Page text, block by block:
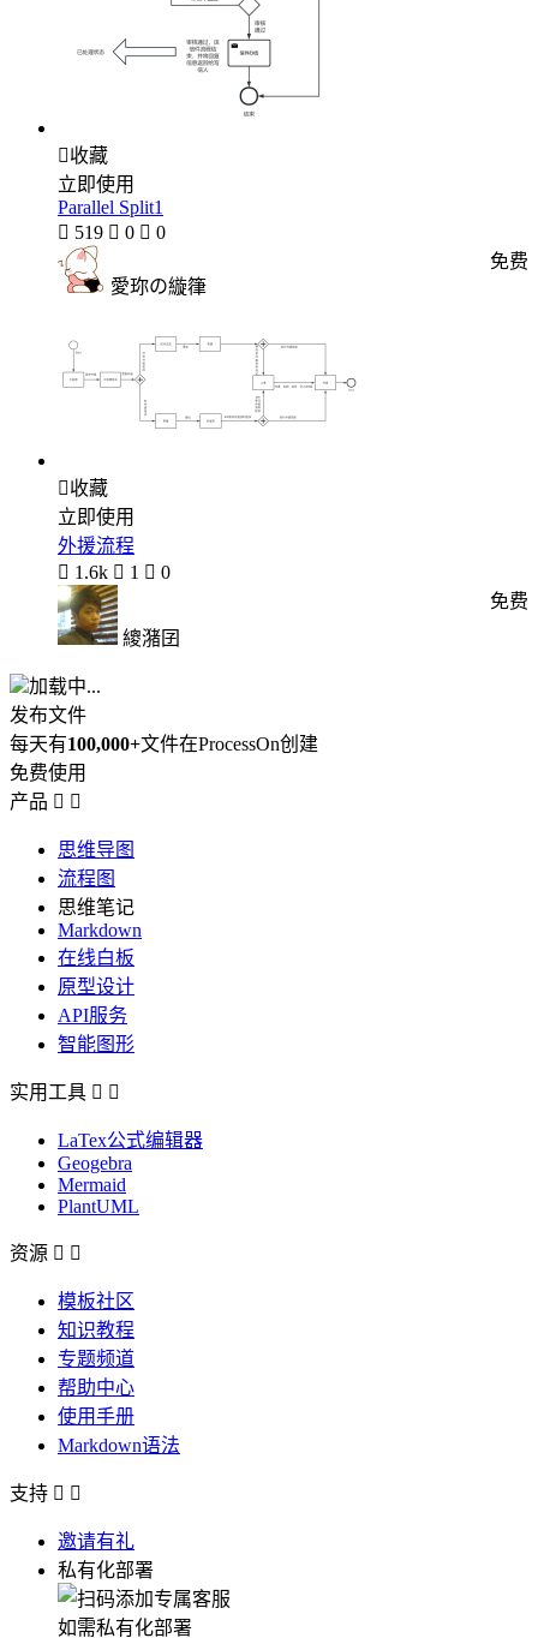
收藏
立即使用
Parallel Split1
 519  0  0
愛珎の縼箻
免费
收藏
立即使用
外援流程
 1.6k  1  0
繌潴囝
免费
加载中...
发布文件
每天有100,000+文件在ProcessOn创建
免费使用
产品  
思维导图
流程图
思维笔记
Markdown
在线白板
原型设计
API服务
智能图形
实用工具  
LaTex公式编辑器
Geogebra
Mermaid
PlantUML
资源  
模板社区
知识教程
专题频道
帮助中心
使用手册
Markdown语法
支持  
邀请有礼
私有化部署
如需私有化部署